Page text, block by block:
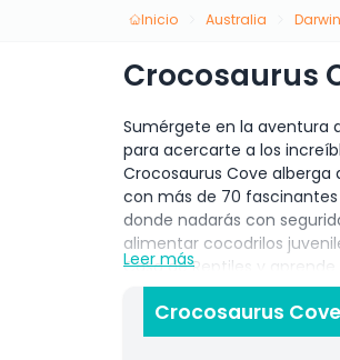
Inicio Australia Darwin
Crocosaurus
Sumérgete en la aventura
para acercarte a los
Crocosaurus Cove
con más de 70
donde nadarás con
alimentar cocodrilos
Casa de Reptiles y
de expertos.
edades, convirtiéndolo en
aventurero o una familia
Leer más
Crocosaurus